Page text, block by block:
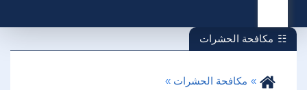
القائمة
مكافحة الحشرات
مكافحة الحشرات